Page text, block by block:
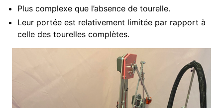
navigation of Système de ramasseur actif
navigation of Transferts
Plus complexe que l’absence de tourelle.
Leur portée est relativement limitée par rapport à
celle des tourelles complètes.